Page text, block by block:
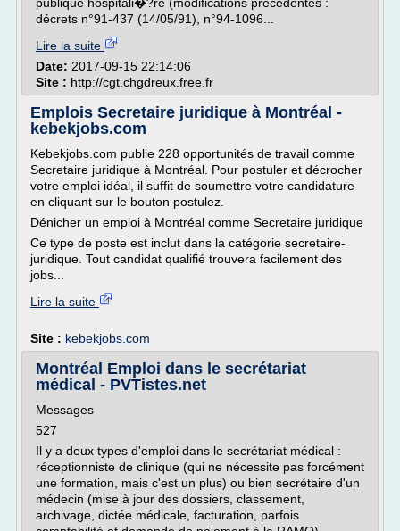
décrets n°91-437 (14/05/91), n°94-1096...
Lire la suite
Date: 2017-09-15 22:14:06
Site : http://cgt.chgdreux.free.fr
Emplois Secretaire juridique à Montréal -
kebekjobs.com
Kebekjobs.com publie 228 opportunités de travail comme
Secretaire juridique à Montréal. Pour postuler et décrocher
votre emploi idéal, il suffit de soumettre votre candidature
en cliquant sur le bouton postulez.
Dénicher un emploi à Montréal comme Secretaire juridique
Ce type de poste est inclut dans la catégorie secretaire-
juridique. Tout candidat qualifié trouvera facilement des
jobs...
Lire la suite
Site : kebekjobs.com
Montréal Emploi dans le secrétariat
médical - PVTistes.net
Messages
527
Il y a deux types d'emploi dans le secrétariat médical :
réceptionniste de clinique (qui ne nécessite pas forcément
une formation, mais c'est un plus) ou bien secrétaire d'un
médecin (mise à jour des dossiers, classement,
archivage, dictée médicale, facturation, parfois